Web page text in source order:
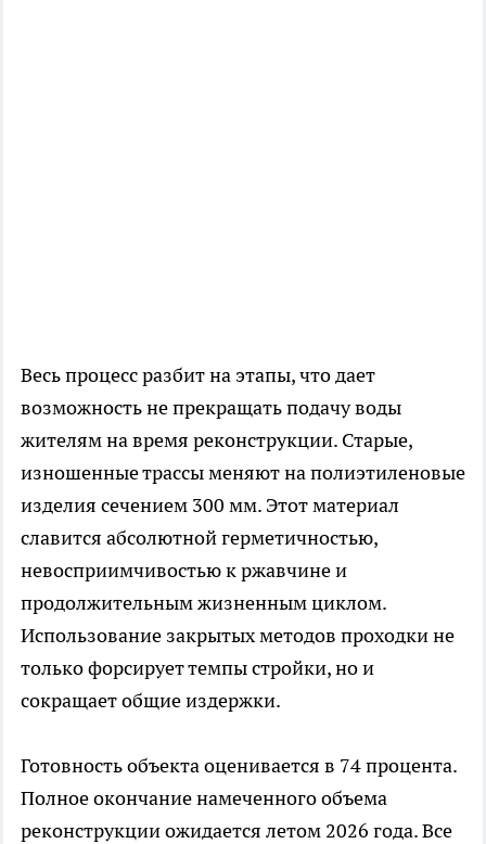
Весь процесс разбит на этапы, что дает
возможность не прекращать подачу воды
жителям на время реконструкции. Старые,
изношенные трассы меняют на полиэтиленовые
изделия сечением 300 мм. Этот материал
славится абсолютной герметичностью,
невосприимчивостью к ржавчине и
продолжительным жизненным циклом.
Использование закрытых методов проходки не
только форсирует темпы стройки, но и
сокращает общие издержки.
Готовность объекта оценивается в 74 процента.
Полное окончание намеченного объема
реконструкции ожидается летом 2026 года. Все